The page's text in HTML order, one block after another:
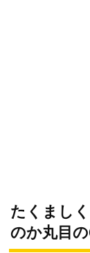
たくまし
のか丸目